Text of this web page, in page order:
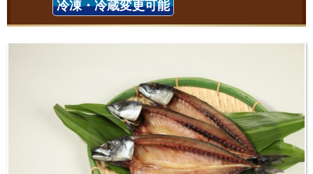
冷凍・冷蔵変更可能